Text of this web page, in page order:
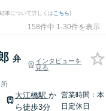
果について詳しくは こちら)
158件中 1-30件を表示
弁
インタビューを
見る
大江橋駅 か
ら徒歩3分
営業時間：本
日定休日